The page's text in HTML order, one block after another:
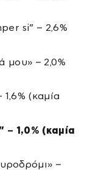
si” – 2,6%
μου» – 2,0%
(καμία
– 1,0% (καμία
–